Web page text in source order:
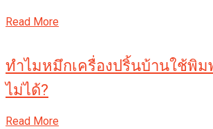
Read More
ทำไมหมึกเครื่องปริ้นบ้านใช้พิ
ไม่ได้?
Read More